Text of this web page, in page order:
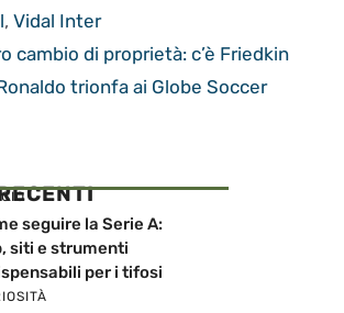
,Vidal Inter
cambio di proprietà: c’è Friedkin
trionfa ai Globe Soccer
seguire la Serie A:
siti e strumenti
per i tifosi